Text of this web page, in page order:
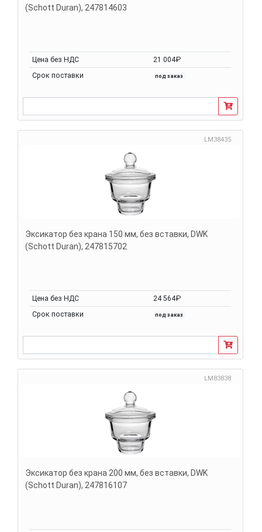
(Schott Duran), 247814603
Цена без НДС
21 004₽
Срок поставки
под заказ
LM38435
Эксикатор без крана 150 мм, без вставки, DWK
(Schott Duran), 247815702
Цена без НДС
24 564₽
Срок поставки
под заказ
LM83838
Эксикатор без крана 200 мм, без вставки, DWK
(Schott Duran), 247816107